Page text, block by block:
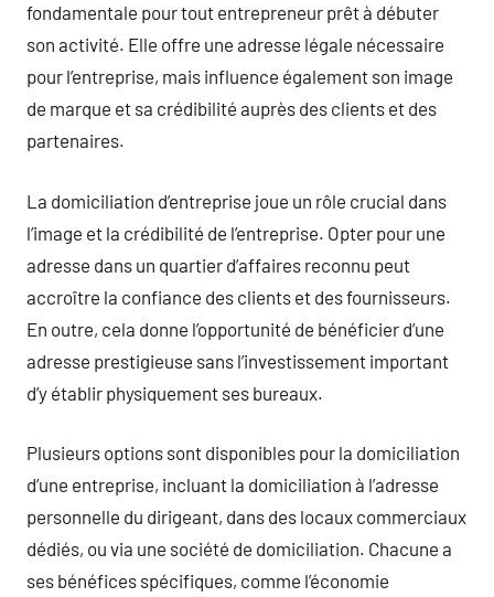
fondamentale pour tout entrepreneur prêt à débuter
son activité. Elle offre une adresse légale nécessaire
pour l’entreprise, mais influence également son image
de marque et sa crédibilité auprès des clients et des
partenaires.
La domiciliation d’entreprise joue un rôle crucial dans
l’image et la crédibilité de l’entreprise. Opter pour une
adresse dans un quartier d’affaires reconnu peut
accroître la confiance des clients et des fournisseurs.
En outre, cela donne l’opportunité de bénéficier d’une
adresse prestigieuse sans l’investissement important
d’y établir physiquement ses bureaux.
Plusieurs options sont disponibles pour la domiciliation
d’une entreprise, incluant la domiciliation à l’adresse
personnelle du dirigeant, dans des locaux commerciaux
dédiés, ou via une société de domiciliation. Chacune a
ses bénéfices spécifiques, comme l’économie